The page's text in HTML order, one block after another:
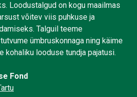
Loodustalgud on kogu maailmas
võitev viis puhkuse ja
Talguil teeme
ümbruskonnaga ning käime
kohaliku looduse tundja pajatusi.
Fond